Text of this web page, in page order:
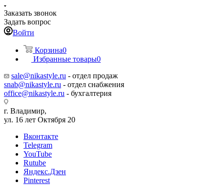
Заказать звонок
Задать вопрос
Войти
Корзина0
Избранные товары0
sale@nikastyle.ru - отдел продаж
snab@nikastyle.ru - отдел снабжения
office@nikastyle.ru - бухгалтерия
г. Владимир,
ул. 16 лет Октября 20
Вконтакте
Telegram
YouTube
Rutube
Яндекс.Дзен
Pinterest